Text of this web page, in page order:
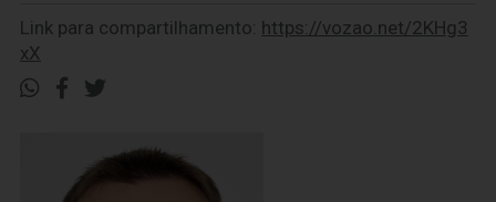
Link para compartilhamento: https://vozao.net/2KHg3
xX